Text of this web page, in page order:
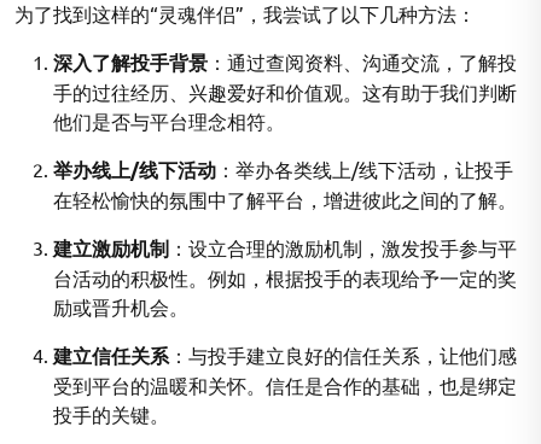
为了找到这样的“灵魂伴侣”，我尝试了以下几种方法：
深入了解投手背景 ：通过查阅资料、沟通交流，了解投
手的过往经历、兴趣爱好和价值观。这有助于我们判断
他们是否与平台理念相符。
举办线上/线下活动 ：举办各类线上/线下活动，让投手
在轻松愉快的氛围中了解平台，增进彼此之间的了解。
建立激励机制 ：设立合理的激励机制，激发投手参与平
台活动的积极性。例如，根据投手的表现给予一定的奖
励或晋升机会。
建立信任关系 ：与投手建立良好的信任关系，让他们感
受到平台的温暖和关怀。信任是合作的基础，也是绑定
投手的关键。